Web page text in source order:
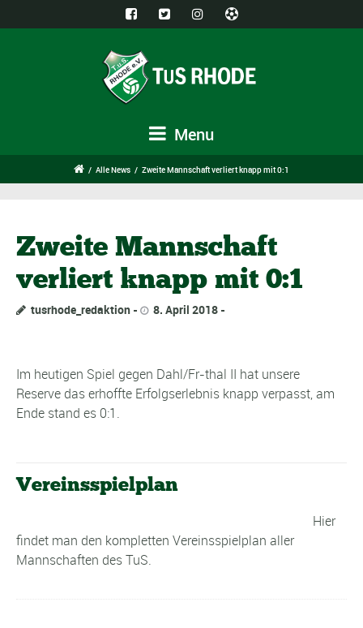
Menu
/ Alle News / Zweite Mannschaft verliert knapp mit 0:1
Zweite Mannschaft
verliert knapp mit 0:1
tusrhode_redaktion 8. April 2018
Im heutigen Spiel gegen Dahl/Fr-thal II hat unsere
Reserve das erhoffte Erfolgserlebnis knapp verpasst, am
Ende stand es 0:1.
Vereinsspielplan
Hier
findet man den kompletten Vereinsspielplan aller
Mannschaften des TuS.